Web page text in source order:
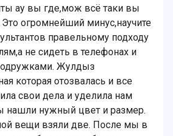
ау вы где,мож всё таки вы
Это огромнейший минус,научите
правельному подходу
не сидеть в телефонах и
Жулдыз
которая отозвалась и все
свои дела и уделила нам
нашли нужный цвет и размер.
вещи взяли две. После мы в